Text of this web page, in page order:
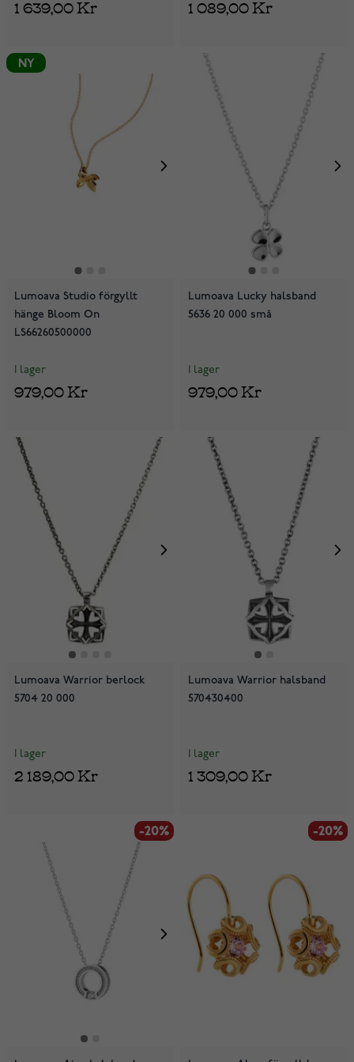
1 639,00 Kr 1 089,00 Kr
NY
Lumoava Studio förgyllt
hänge Bloom On
LS66260500000
I lager
979,00 Kr
Lumoava Lucky halsband
5636 20 000 små
I lager
979,00 Kr
Lumoava Warrior berlock
5704 20 000
I lager
2 189,00 Kr
Lumoava Warrior halsband
570430400
I lager
1 309,00 Kr
-20% -20%
-20%